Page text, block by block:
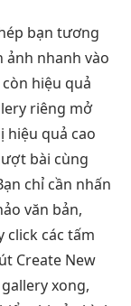
bạn tương
ảnh nhanh vào
hiệu quả
riêng mở
hiệu quả cao
bài cùng
chỉ cần nhấn
văn bản,
click các tấm
Create New
xong,